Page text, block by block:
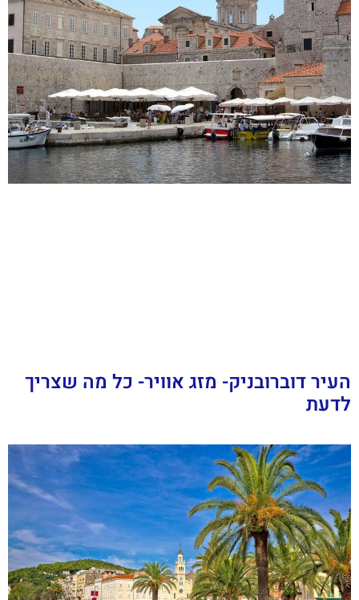
העיר דוברובניק- מזג אוויר- כל מה שצריך
לדעת